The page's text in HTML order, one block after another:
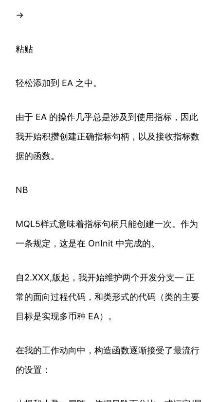
->
粘贴
轻松添加到 EA 之中。
由于 EA 的操作几乎总是涉及到使用指标，因此
我开始积攒创建正确指标句柄，以及接收指标数
据的函数。
NB
MQL5样式意味着指标句柄只能创建一次。作为
一条规定，这是在 OnInit 中完成的。
自2.XXX,版起，我开始维护两个开发分支— 正
常的面向过程代码，和类形式的代码（类的主要
目标是实现多币种 EA）。
在我的工作动向中，构造函数逐渐接受了最流行
的设置：